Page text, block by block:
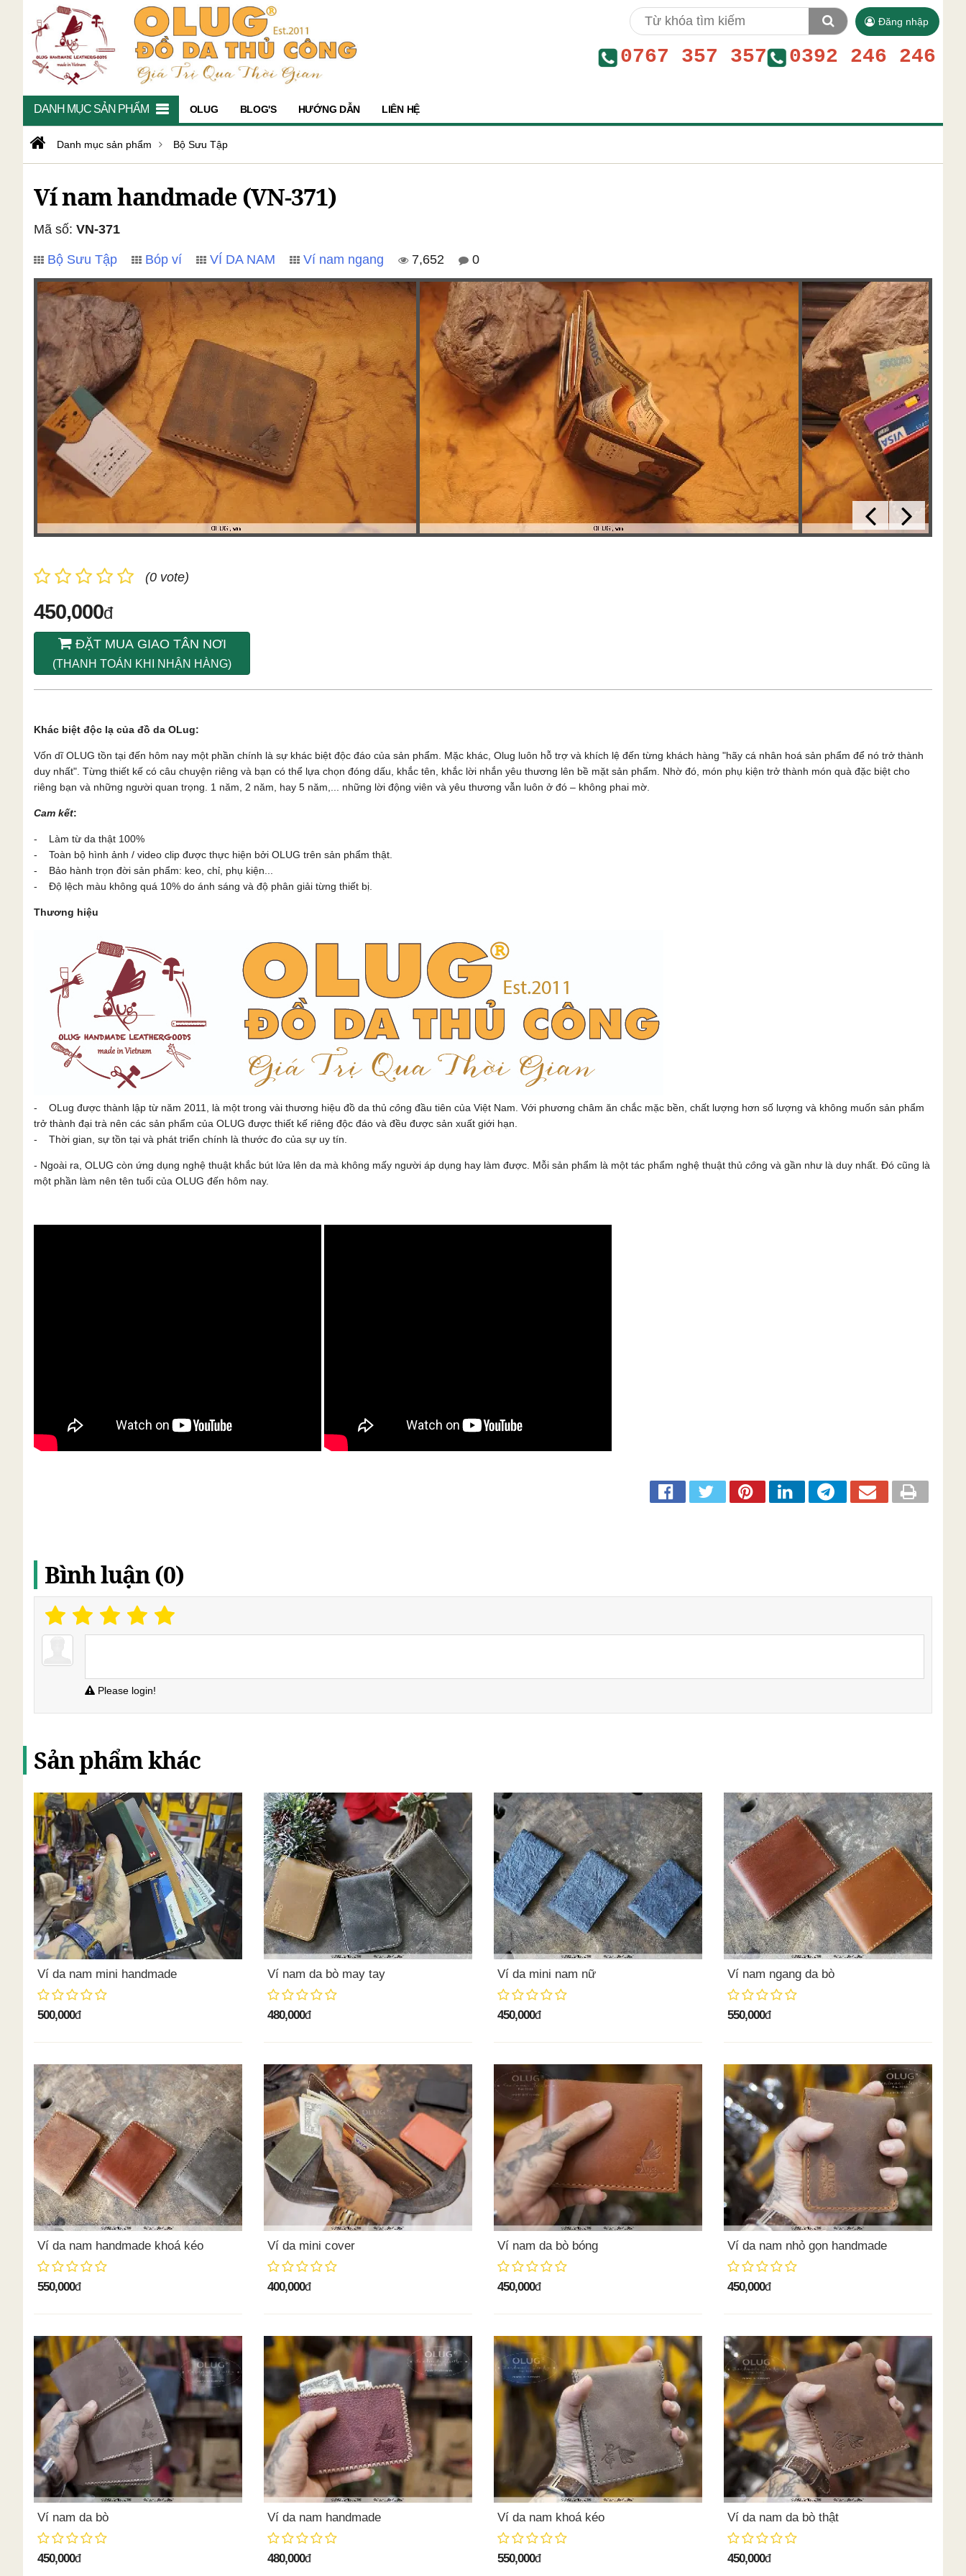
Đăng nhập
0767 357 357 0392 246 246
DANH MỤC SẢN PHẨM OLUG BLOG'S HƯỚNG DẪN LIÊN HỆ
Danh mục sản phẩm Bộ Sưu Tập
Ví nam handmade (VN-371)
Mã số: VN-371
Bộ Sưu Tập Bóp ví VÍ DA NAM Ví nam ngang 7,652 0
(0 vote)
450,000đ
ĐẶT MUA GIAO TÂN NƠI
(THANH TOÁN KHI NHẬN HÀNG)
Khác biệt độc lạ của đồ da OLug:
Vốn dĩ OLUG tồn tại đến hôm nay một phần chính là sự khác biệt độc đáo của sản phẩm. Mặc khác, Olug luôn hỗ trợ và khích lệ đến từng khách hàng "hãy cá nhân hoá sản phẩm để nó trở thành
duy nhất". Từng thiết kế có câu chuyện riêng và bạn có thể lựa chọn đóng dấu, khắc tên, khắc lời nhắn yêu thương lên bề mặt sản phẩm. Nhờ đó, món phụ kiện trở thành món quà đặc biệt cho
riêng bạn và những người quan trọng. 1 năm, 2 năm, hay 5 năm,... những lời động viên và yêu thương vẫn luôn ở đó – không phai mờ.
Cam kết:
- Làm từ da thật 100%
- Toàn bộ hình ảnh / video clip được thực hiện bởi OLUG trên sản phẩm thật.
- Bảo hành trọn đời sản phẩm: keo, chỉ, phụ kiện...
- Độ lệch màu không quá 10% do ánh sáng và độ phân giải từng thiết bị.
Thương hiệu
- OLug được thành lập từ năm 2011, là một trong vài thương hiệu đồ da thủ công đầu tiên của Việt Nam. Với phương châm ăn chắc mặc bền, chất lượng hơn số lượng và không muốn sản phẩm
trở thành đại trà nên các sản phẩm của OLUG được thiết kế riêng độc đáo và đều được sản xuất giới hạn.
- Thời gian, sự tồn tại và phát triển chính là thước đo của sự uy tín.
- Ngoài ra, OLUG còn ứng dụng nghệ thuật khắc bút lửa lên da mà không mấy người áp dụng hay làm được. Mỗi sản phẩm là một tác phẩm nghệ thuật thủ công và gần như là duy nhất. Đó cũng là
một phần làm nên tên tuổi của OLUG đến hôm nay.
Bình luận (0)
Please login!
Sản phẩm khác
Ví da nam mini handmade
500,000đ
Ví nam da bò may tay
480,000đ
Ví da mini nam nữ
450,000đ
Ví nam ngang da bò
550,000đ
Ví da nam handmade khoá kéo
550,000đ
Ví da mini cover
400,000đ
Ví nam da bò bóng
450,000đ
Ví da nam nhỏ gọn handmade
450,000đ
Ví nam da bò
450,000đ
Ví da nam handmade
480,000đ
Ví da nam khoá kéo
550,000đ
Ví da nam da bò thật
450,000đ